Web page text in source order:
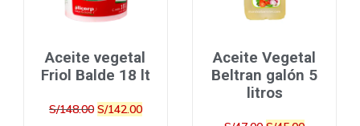
Aceite vegetal
Friol Balde 18 lt
S/148.00 S/142.00
Aceite Vegetal
Beltran galón 5
litros